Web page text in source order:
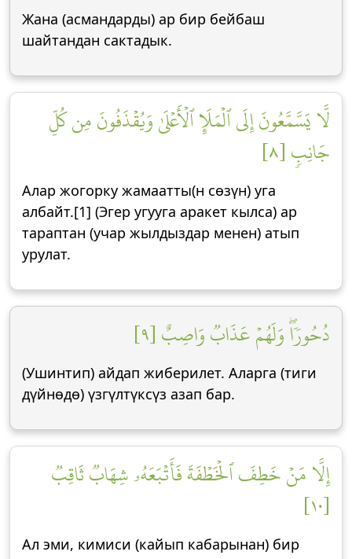
Жана (асмандарды) ар бир бейбаш
шайтандан сактадык.
لَّا يَسَّمَّعُونَ إِلَى ٱلۡمَلَإِ ٱلۡأَعۡلَىٰ وَيُقۡذَفُونَ مِن كُلِّ
جَانِبٖ [٨]
Алар жогорку жамаатты(н сөзүн) уга
албайт.[1] (Эгер угууга аракет кылса) ар
тараптан (учар жылдыздар менен) атып
урулат.
دُحُورٗاۖ وَلَهُمۡ عَذَابٞ وَاصِبٌ [٩]
(Ушинтип) айдап жиберилет. Аларга (тиги
дүйнөдө) үзгүлтүксүз азап бар.
إِلَّا مَنۡ خَطِفَ ٱلۡخَطۡفَةَ فَأَتۡبَعَهُۥ شِهَابٞ ثَاقِبٞ
[١٠]
Ал эми, кимиси (кайып кабарынан) бир